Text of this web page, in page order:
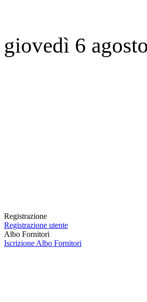
giovedì 6
Registrazione
Registrazione utente
Albo Fornitori
Iscrizione Albo Fornitori